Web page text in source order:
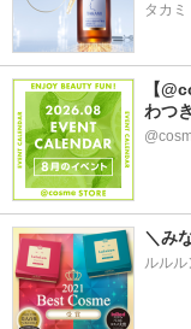
タカミ
【
わつ
＼み
ルルル